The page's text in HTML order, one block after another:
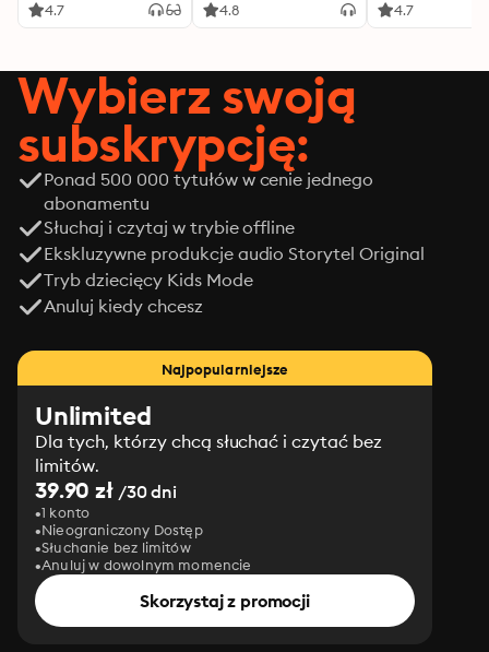
4.7 4.8 4.7
Wybierz swoją
subskrypcję:
Ponad 500 000 tytułów w cenie jednego
abonamentu
Słuchaj i czytaj w trybie offline
Ekskluzywne produkcje audio Storytel Original
Tryb dziecięcy Kids Mode
Anuluj kiedy chcesz
Najpopularniejsze
Unlimited
Dla tych, którzy chcą słuchać i czytać bez
limitów.
39.90 zł/30 dni
1 konto
Nieograniczony Dostęp
Słuchanie bez limitów
Anuluj w dowolnym momencie
Skorzystaj z promocji